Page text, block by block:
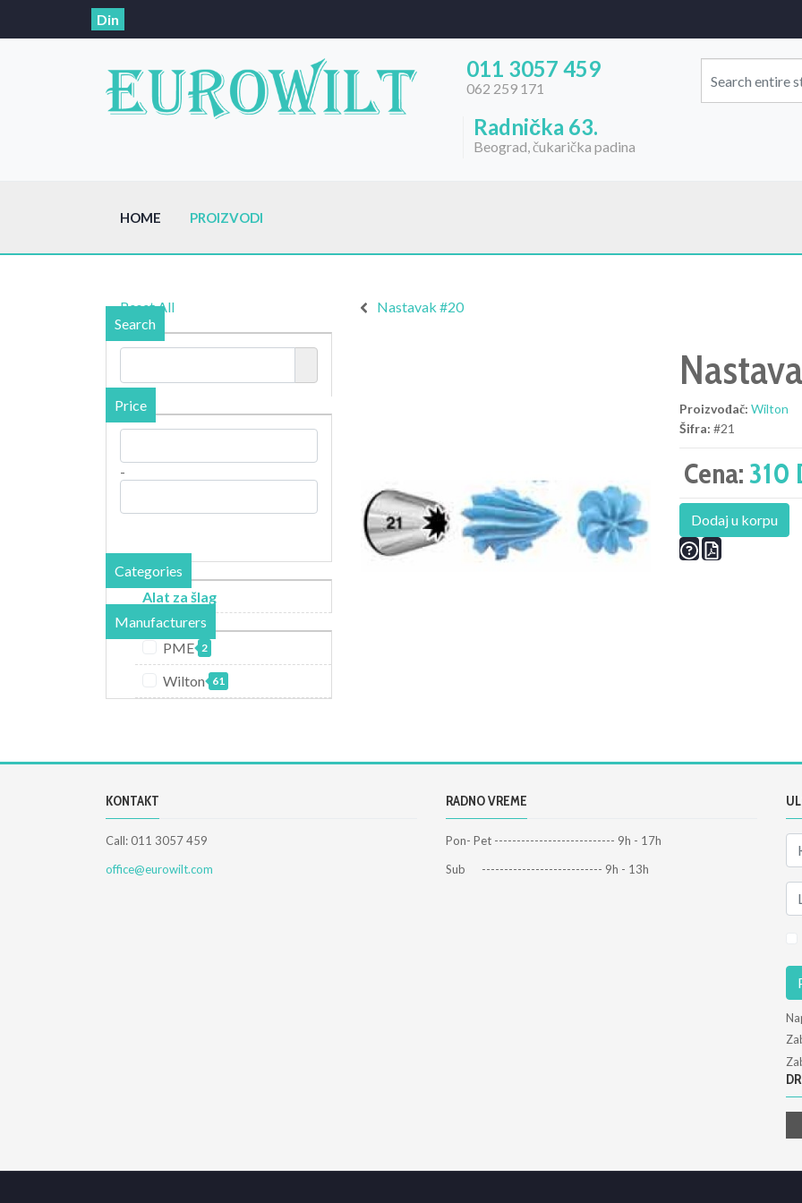
Din
011 3057 459
062 259 171
Radnička 63.
Beograd, čukarička padina
HOME PROIZVODI
Nastavak #20
Proizvođač: Wilton
Šifra: #21
Cena:310
Dodaj u korpu
Reset All
Search
Price
-
Categories
Alat za šlag
Manufacturers
PME 2
Wilton 61
KONTAKT
Call: 011 3057 459
office@eurowilt.com
RADNO VREME
Pon- Pet --------------------------- 9h - 17h
Sub --------------------------- 9h - 13h